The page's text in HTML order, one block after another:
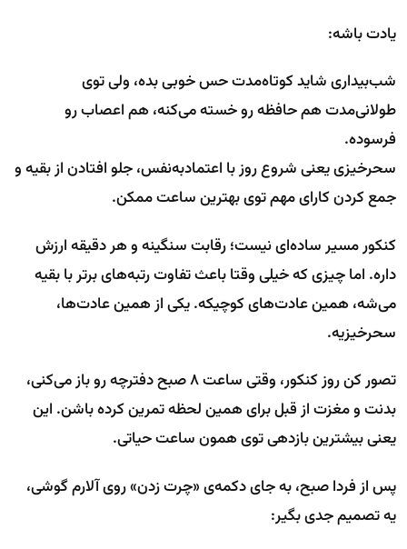
یادت باشه:
شب‌بیداری شاید کوتاه‌مدت حس خوبی بده، ولی توی
طولانی‌مدت هم حافظه رو خسته می‌کنه، هم اعصاب رو
فرسوده.
سحرخیزی یعنی شروع روز با اعتمادبه‌نفس، جلو افتادن از بقیه و
جمع کردن کارای مهم توی بهترین ساعت ممکن.
کنکور مسیر ساده‌ای نیست؛ رقابت سنگینه و هر دقیقه ارزش
داره. اما چیزی که خیلی وقتا باعث تفاوت رتبه‌های برتر با بقیه
می‌شه، همین عادت‌های کوچیکه. یکی از همین عادت‌ها،
سحرخیزیه.
تصور کن روز کنکور، وقتی ساعت ۸ صبح دفترچه رو باز می‌کنی،
بدنت و مغزت از قبل برای همین لحظه تمرین کرده باشن. این
یعنی بیشترین بازدهی توی همون ساعت حیاتی.
پس از فردا صبح، به جای دکمه‌ی «چرت زدن» روی آلارم گوشی،
یه تصمیم جدی بگیر: